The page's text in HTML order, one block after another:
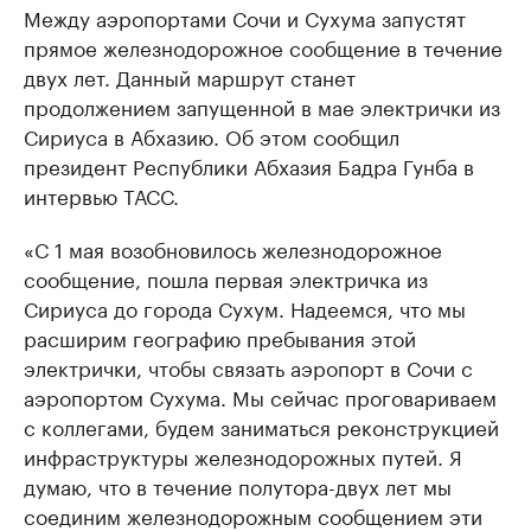
Между аэропортами Сочи и Сухума запустят
прямое железнодорожное сообщение в течение
двух лет. Данный маршрут станет
продолжением запущенной в мае электрички из
Сириуса в Абхазию. Об этом сообщил
президент Республики Абхазия Бадра Гунба в
интервью ТАСС.
«С 1 мая возобновилось железнодорожное
сообщение, пошла первая электричка из
Сириуса до города Сухум. Надеемся, что мы
расширим географию пребывания этой
электрички, чтобы связать аэропорт в Сочи с
аэропортом Сухума. Мы сейчас проговариваем
с коллегами, будем заниматься реконструкцией
инфраструктуры железнодорожных путей. Я
думаю, что в течение полутора-двух лет мы
соединим железнодорожным сообщением эти